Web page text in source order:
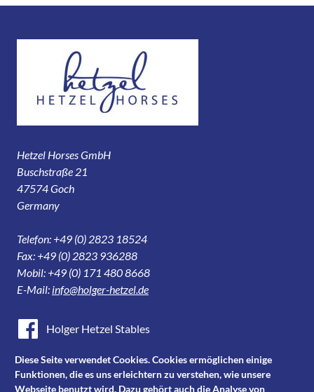
Hetzel Horses GmbH
Buschstraße 21
47574 Goch
Germany
Telefon: +49 (0) 2823 18524
Fax: +49 (0) 2823 936288
Mobil: +49 (0) 171 480 8668
E-Mail: info@holger-hetzel.de
Holger Hetzel Stables
Holger Hetzel Sport Horse Sales
Youtube
Diese Seite verwendet Cookies. Cookies ermöglichen einige
Funktionen, die es uns erleichtern zu verstehen, wie unsere
Webseite benutzt wird. Dazu gehört auch die Analyse von